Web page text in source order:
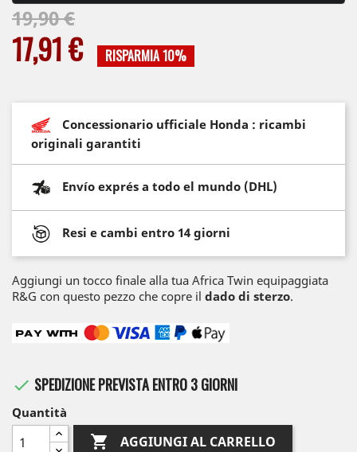
19,90 €
17,91 € RISPARMIA 10%
Concessionario ufficiale Honda : ricambi
originali garantiti
Envío exprés a todo el mundo (DHL)
Resi e cambi entro 14 giorni
Aggiungi un tocco finale alla tua Africa Twin equipaggiata
R&G con questo pezzo che copre il dado di sterzo.
 SPEDIZIONE PREVISTA ENTRO 3 GIORNI
Quantità
 AGGIUNGI AL CARRELLO